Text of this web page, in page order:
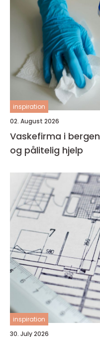
inspiration
02. August 2026
Vaskefirma i bergen slik finner du profesjonell
og pålitelig hjelp
inspiration
30. July 2026